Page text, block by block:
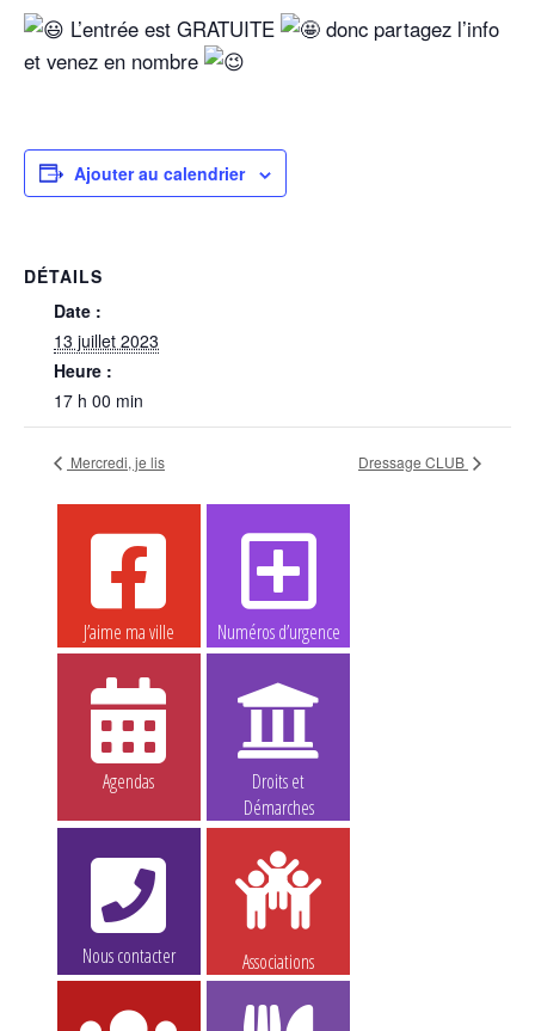
L’entrée est GRATUITE
donc partagez l’info
et venez en nombre
Ajouter au calendrier
DÉTAILS
Date :
13 juillet 2023
Heure :
17 h 00 min
Mercredi, je lis Dressage CLUB
J’aime ma ville Numéros d’urgence
Agendas
Droits et
Démarches
Nous contacter Associations